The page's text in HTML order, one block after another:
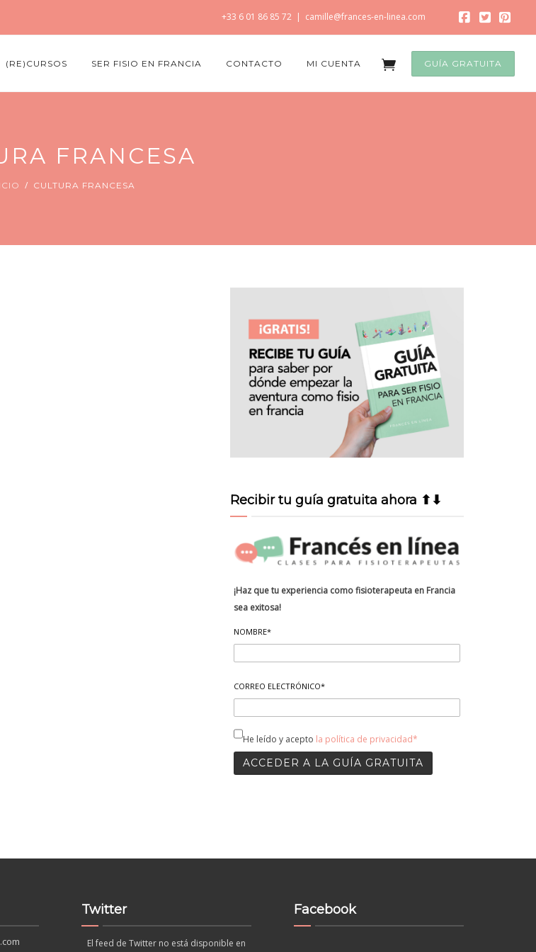
+33 6 01 86 85 72 | camille@frances-en-linea.com
(RE)CURSOS SER FISIO EN FRANCIA CONTACTO MI CUENTA GUÍA GRATUITA
FRANCESA
CULTURA FRANCESA
Recibir tu guía gratuita ahora ⬆⬇
¡Haz que tu experiencia como fisioterapeuta en Francia
sea exitosa!
NOMBRE*
CORREO ELECTRÓNICO*
He leído y acepto la política de privacidad*
Twitter
El feed de Twitter no está disponible en
Facebook